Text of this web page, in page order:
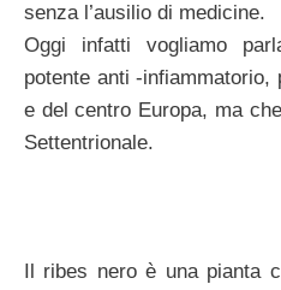
senza l’ausilio di medicine.
Oggi infatti vogliamo
potente anti -infiammatorio,
e del centro Europa, ma
Settentrionale.
Il ribes nero è una pianta